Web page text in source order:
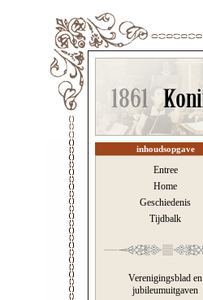
inhoudsopgave
Entree
Home
Geschiedenis
Tijdbalk
Verenigingsblad en
jubileumuitgaven